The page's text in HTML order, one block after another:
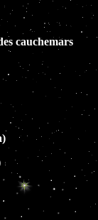
cauchemars